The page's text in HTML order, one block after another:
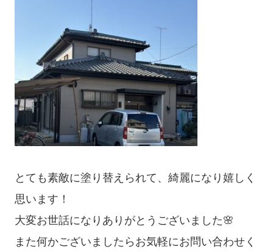
とても素敵に塗り替えられて、綺麗になり嬉しく
思います！
大変お世話になりありがとうございました🌸
また何かございましたらお気軽にお問い合わせく